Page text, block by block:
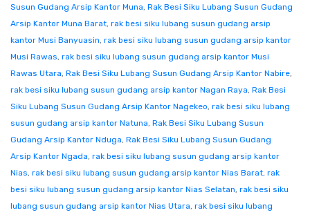
Susun Gudang Arsip Kantor Muna, Rak Besi Siku Lubang Susun Gudang
Arsip Kantor Muna Barat, rak besi siku lubang susun gudang arsip
kantor Musi Banyuasin, rak besi siku lubang susun gudang arsip kantor
Musi Rawas, rak besi siku lubang susun gudang arsip kantor Musi
Rawas Utara, Rak Besi Siku Lubang Susun Gudang Arsip Kantor Nabire,
rak besi siku lubang susun gudang arsip kantor Nagan Raya, Rak Besi
Siku Lubang Susun Gudang Arsip Kantor Nagekeo, rak besi siku lubang
susun gudang arsip kantor Natuna, Rak Besi Siku Lubang Susun
Gudang Arsip Kantor Nduga, Rak Besi Siku Lubang Susun Gudang
Arsip Kantor Ngada, rak besi siku lubang susun gudang arsip kantor
Nias, rak besi siku lubang susun gudang arsip kantor Nias Barat, rak
besi siku lubang susun gudang arsip kantor Nias Selatan, rak besi siku
lubang susun gudang arsip kantor Nias Utara, rak besi siku lubang